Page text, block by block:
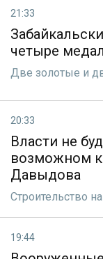
21:33
четыре
Две золотые и
20:33
Власти не
возможном
Давыдова
Строительство
19:44